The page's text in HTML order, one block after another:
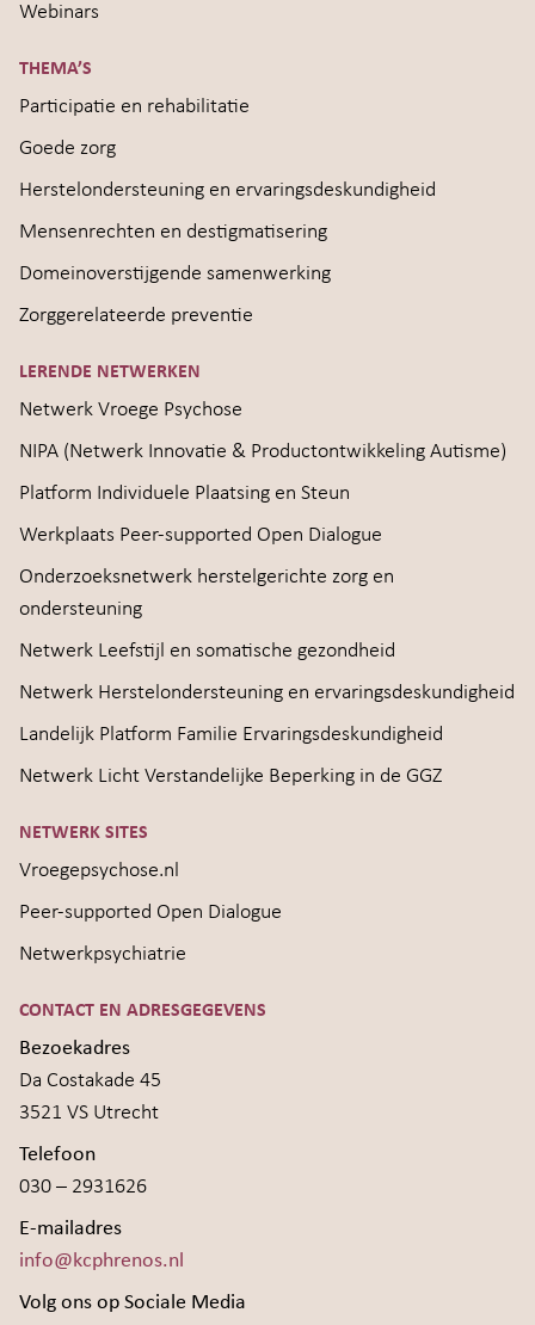
Webinars
THEMA’S
Participatie en rehabilitatie
Goede zorg
Herstelondersteuning en ervaringsdeskundigheid
Mensenrechten en destigmatisering
Domeinoverstijgende samenwerking
Zorggerelateerde preventie
LERENDE NETWERKEN
Netwerk Vroege Psychose
NIPA (Netwerk Innovatie & Productontwikkeling Autisme)
Platform Individuele Plaatsing en Steun
Werkplaats Peer-supported Open Dialogue
Onderzoeksnetwerk herstelgerichte zorg en
ondersteuning
Netwerk Leefstijl en somatische gezondheid
Netwerk Herstelondersteuning en ervaringsdeskundigheid
Landelijk Platform Familie Ervaringsdeskundigheid
Netwerk Licht Verstandelijke Beperking in de GGZ
NETWERK SITES
Vroegepsychose.nl
Peer-supported Open Dialogue
Netwerkpsychiatrie
CONTACT EN ADRESGEGEVENS
Bezoekadres
Da Costakade 45
3521 VS Utrecht
Telefoon
030 – 2931626
E-mailadres
info@kcphrenos.nl
Volg ons op Sociale Media